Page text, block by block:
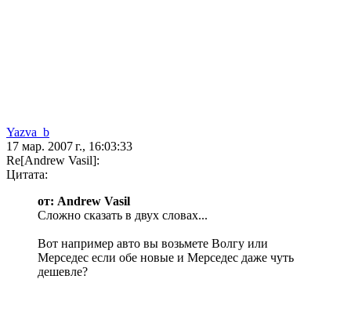
Yazva_b
17 мар. 2007 г., 16:03:33
Re[Andrew Vasil]:
Цитата:
от: Andrew Vasil
Сложно сказать в двух словах...
Вот например авто вы возьмете Волгу или
Мерседес если обе новые и Мерседес даже чуть
дешевле?